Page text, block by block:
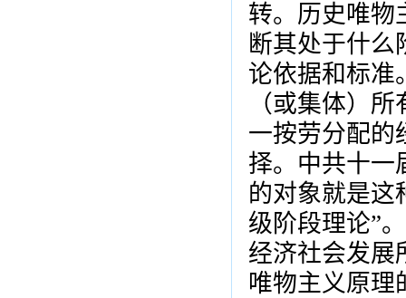
转。历史唯物
断其处于什么
论依据和标准
（或集体）
一按劳分配的
择。中共十一
的对象就是这
级阶段理论”
经济社会发展
唯物主义原理